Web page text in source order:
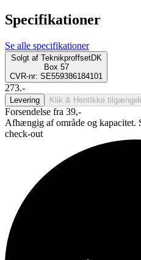
Specifikationer
Se alle specifikationer
Solgt af TeknikproffsetDK
Box 57
CVR-nr: SE559386184101
273.-
Levering Klik & Hent Ikke
Forsendelse fra 39,-
Afhængig af område og kapacitet.
check-out